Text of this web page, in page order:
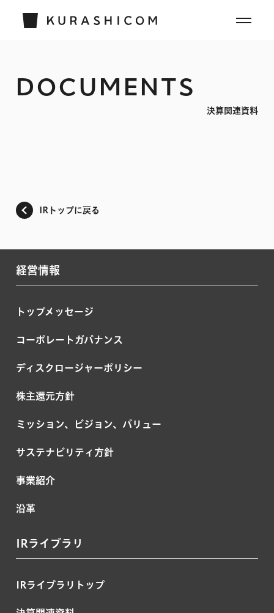
DOCUMENTS
決算関連資料
IRトップに戻る
経営情報
トップメッセージ
コーポレートガバナンス
ディスクロージャーポリシー
株主還元方針
ミッション、ビジョン、バリュー
サステナビリティ方針
事業紹介
沿革
IRライブラリ
IRライブラリトップ